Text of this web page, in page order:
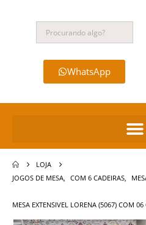
WhatsApp
LOJA
JOGOS DE MESA
COM 6 CADEIRAS
MESA EXTENSIVEL LORENA (5067) COM